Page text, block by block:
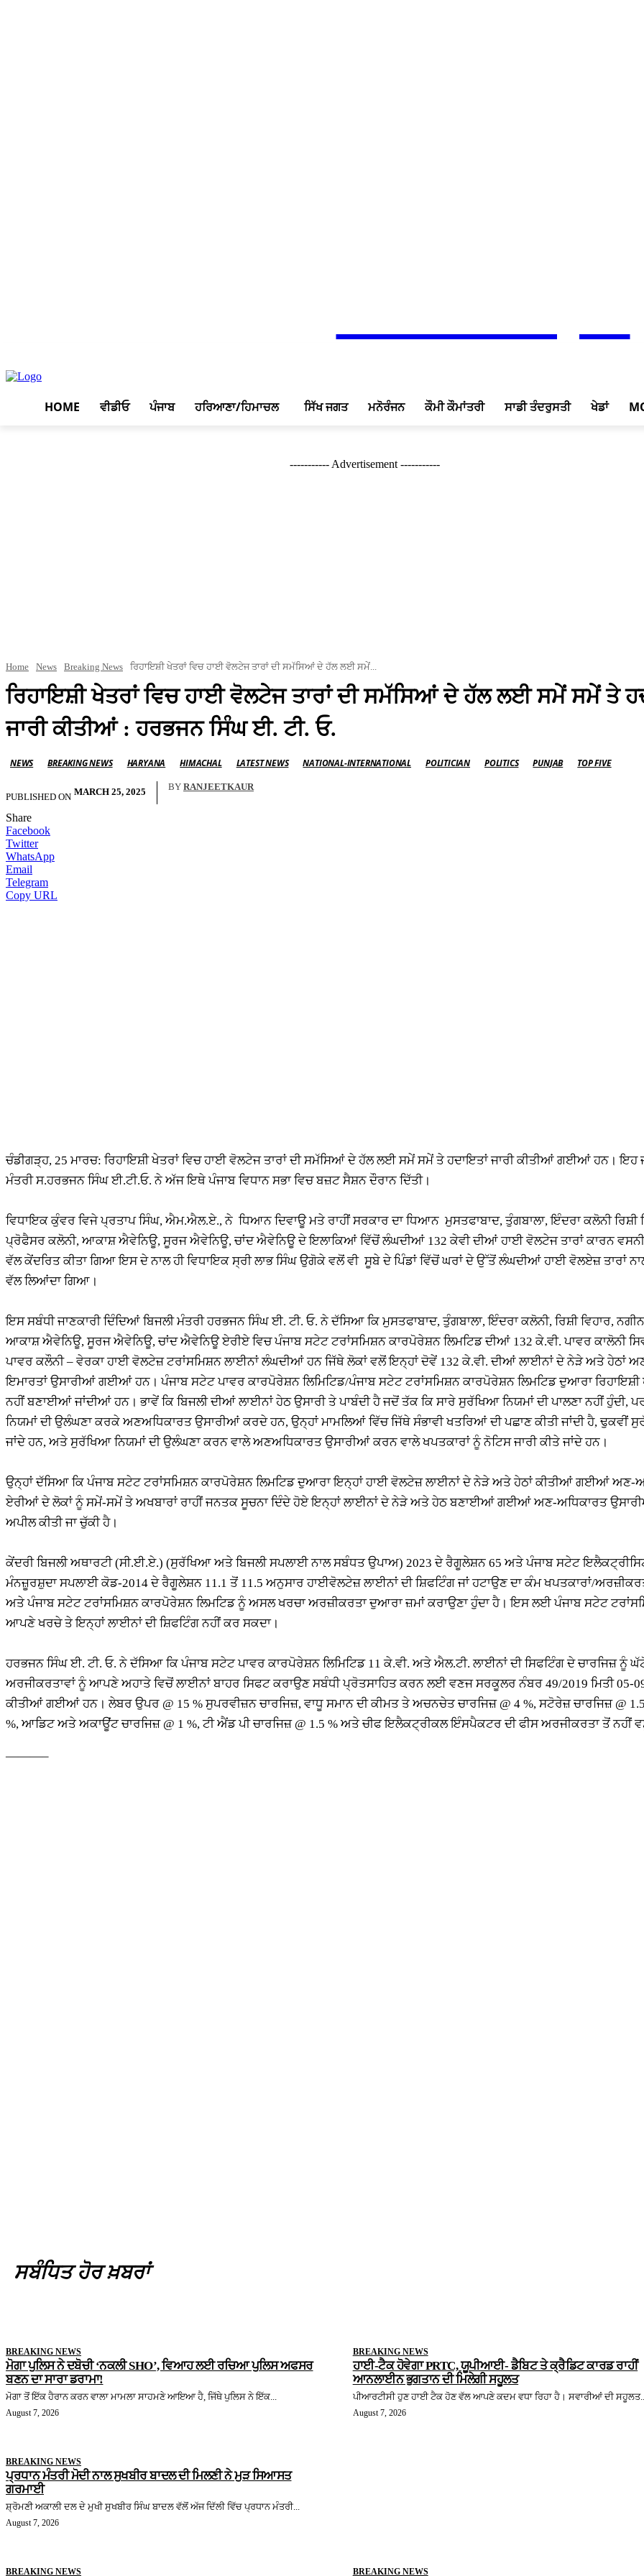
HOME ਵੀਡੀਓ ਪੰਜਾਬ ਹਰਿਆਣਾ/ਹਿਮਾਚਲ ਸਿੱਖ ਜਗਤ ਮਨੋਰੰਜਨ ਕੌਮੀ ਕੌਮਾਂਤਰੀ ਸਾਡੀ ਤੰਦਰੁਸਤੀ ਖੇਡਾਂ
----------- Advertisement -----------
Home News Breaking News ਰਿਹਾਇਸ਼ੀ ਖੇਤਰਾਂ ਵਿਚ ਹਾਈ ਵੋਲਟੇਜ ਤਾਰਾਂ ਦੀ ਸਮੱਸਿਆਂ ਦੇ ਹੱਲ ਲਈ ਸਮੇਂ...
ਰਿਹਾਇਸ਼ੀ ਖੇਤਰਾਂ ਵਿਚ ਹਾਈ ਵੋਲਟੇਜ ਤਾਰਾਂ ਦੀ ਸਮੱਸਿਆਂ ਦੇ ਹੱਲ ਲਈ ਸਮੇਂ ਸਮੇਂ ਤੇ
ਜਾਰੀ ਕੀਤੀਆਂ : ਹਰਭਜਨ ਸਿੰਘ ਈ. ਟੀ. ਓ.
NEWS BREAKING NEWS HARYANA HIMACHAL LATEST NEWS NATIONAL-INTERNATIONAL POLITICIAN POLITICS PUNJAB TOP FIVE
PUBLISHED ON MARCH 25, 2025 BY RANJEETKAUR
Share
Facebook
Twitter
WhatsApp
Email
Telegram
Copy URL
ਚੰਡੀਗੜ੍ਹ, 25 ਮਾਰਚ: ਰਿਹਾਇਸ਼ੀ ਖੇਤਰਾਂ ਵਿਚ ਹਾਈ ਵੋਲਟੇਜ ਤਾਰਾਂ ਦੀ ਸਮੱਸਿਆਂ ਦੇ ਹੱਲ ਲਈ ਸਮੇਂ ਸਮੇਂ ਤੇ ਹਦਾਇਤਾਂ ਜਾਰੀ ਕੀਤੀਆਂ ਗਈਆਂ ਹਨ। ਇਹ
ਮੰਤਰੀ ਸ.ਹਰਭਜਨ ਸਿੰਘ ਈ.ਟੀ.ਓ. ਨੇ ਅੱਜ ਇਥੇ ਪੰਜਾਬ ਵਿਧਾਨ ਸਭਾ ਵਿਚ ਬਜ਼ਟ ਸੈਸ਼ਨ ਦੌਰਾਨ ਦਿੱਤੀ।
ਵਿਧਾਇਕ ਕੁੰਵਰ ਵਿਜੇ ਪ੍ਰਤਾਪ ਸਿੰਘ, ਐਮ.ਐਲ.ਏ., ਨੇ ਧਿਆਨ ਦਿਵਾਊ ਮਤੇ ਰਾਹੀਂ ਸਰਕਾਰ ਦਾ ਧਿਆਨ ਮੁਸਤਫਾਬਾਦ, ਤੁੰਗਬਾਲਾ, ਇੰਦਰਾ ਕਲੋਨੀ ਰਿਸ਼ੀ
ਪ੍ਰੋਫੈਸਰ ਕਲੋਨੀ, ਆਕਾਸ਼ ਐਵੇਨਿਊ, ਸੂਰਜ ਐਵੇਨਿਊ, ਚਾਂਦ ਐਵੇਨਿਊ ਦੇ ਇਲਾਕਿਆਂ ਵਿੱਚੋਂ ਲੰਘਦੀਆਂ 132 ਕੇਵੀ ਦੀਆਂ ਹਾਈ ਵੋਲਟੇਜ ਤਾਰਾਂ ਕਾਰਨ
ਵੱਲ ਕੇਂਦਰਿਤ ਕੀਤਾ ਗਿਆ ਇਸ ਦੇ ਨਾਲ ਹੀ ਵਿਧਾਇਕ ਸ੍ਰੀ ਲਾਭ ਸਿੰਘ ਉਗੋਕੇ ਵਲੋਂ ਵੀ ਸੂਬੇ ਦੇ ਪਿੰਡਾਂ ਵਿੱਚੋਂ ਘਰਾਂ ਦੇ ਉੱਤੋਂ ਲੰਘਦੀਆਂ ਹਾਈ ਵੋਲਏਜ਼ ਤਾਰਾਂ
ਵੱਲ ਲਿਆਂਦਾ ਗਿਆ।
ਇਸ ਸਬੰਧੀ ਜਾਣਕਾਰੀ ਦਿੰਦਿਆਂ ਬਿਜਲੀ ਮੰਤਰੀ ਹਰਭਜਨ ਸਿੰਘ ਈ. ਟੀ. ਓ. ਨੇ ਦੱਸਿਆ ਕਿ ਮੁਸਤਫਾਬਾਦ, ਤੁੰਗਬਾਲਾ, ਇੰਦਰਾ ਕਲੋਨੀ, ਰਿਸ਼ੀ ਵਿਹਾਰ,
ਆਕਾਸ਼ ਐਵੇਨਿਊ, ਸੂਰਜ ਐਵੇਨਿਊ, ਚਾਂਦ ਐਵੇਨਿਊ ਏਰੀਏ ਵਿਚ ਪੰਜਾਬ ਸਟੇਟ ਟਰਾਂਸਮਿਸ਼ਨ ਕਾਰਪੋਰੇਸ਼ਨ ਲਿਮਟਿਡ ਦੀਆਂ 132 ਕੇ.ਵੀ. ਪਾਵਰ ਕਾਲੋਨੀ
ਪਾਵਰ ਕਲੌਨੀ – ਵੇਰਕਾ ਹਾਈ ਵੋਲਟੇਜ਼ ਟਰਾਂਸਮਿਸ਼ਨ ਲਾਈਨਾਂ ਲੰਘਦੀਆਂ ਹਨ ਜਿੱਥੇ ਲੋਕਾਂ ਵਲੋਂ ਇਨ੍ਹਾਂ ਦੋਵੇਂ 132 ਕੇ.ਵੀ. ਦੀਆਂ ਲਾਈਨਾਂ ਦੇ ਨੇੜੇ ਅਤੇ ਹੇਠਾਂ
ਇਮਾਰਤਾਂ ਉਸਾਰੀਆਂ ਗਈਆਂ ਹਨ। ਪੰਜਾਬ ਸਟੇਟ ਪਾਵਰ ਕਾਰਪੋਰੇਸ਼ਨ ਲਿਮਿਟਿਡ/ਪੰਜਾਬ ਸਟੇਟ ਟਰਾਂਸਮਿਸ਼ਨ ਕਾਰਪੋਰੇਸ਼ਨ ਲਿਮਟਿਡ ਦੁਆਰਾ ਰਿਹਾਇਸ਼ੀ
ਨਹੀਂ ਬਣਾਈਆਂ ਜਾਂਦੀਆਂ ਹਨ। ਭਾਵੇਂ ਕਿ ਬਿਜਲੀ ਦੀਆਂ ਲਾਈਨਾਂ ਹੇਠ ਉਸਾਰੀ ਤੇ ਪਾਬੰਦੀ ਹੈ ਜਦੋਂ ਤੱਕ ਕਿ ਸਾਰੇ ਸੁਰੱਖਿਆ ਨਿਯਮਾਂ ਦੀ ਪਾਲਣਾ ਨਹੀਂ ਹੁੰਦੀ,
ਨਿਯਮਾਂ ਦੀ ਉਲੰਘਣਾ ਕਰਕੇ ਅਣਅਧਿਕਾਰਤ ਉਸਾਰੀਆਂ ਕਰਦੇ ਹਨ, ਉਨ੍ਹਾਂ ਮਾਮਲਿਆਂ ਵਿੱਚ ਜਿੱਥੇ ਸੰਭਾਵੀ ਖਤਰਿਆਂ ਦੀ ਪਛਾਣ ਕੀਤੀ ਜਾਂਦੀ ਹੈ, ਢੁਕਵੀਂ
ਜਾਂਦੇ ਹਨ, ਅਤੇ ਸੁਰੱਖਿਆ ਨਿਯਮਾਂ ਦੀ ਉਲੰਘਣਾ ਕਰਨ ਵਾਲੇ ਅਣਅਧਿਕਾਰਤ ਉਸਾਰੀਆਂ ਕਰਨ ਵਾਲੇ ਖਪਤਕਾਰਾਂ ਨੂੰ ਨੋਟਿਸ ਜਾਰੀ ਕੀਤੇ ਜਾਂਦੇ ਹਨ।
ਉਨ੍ਹਾਂ ਦੱਸਿਆ ਕਿ ਪੰਜਾਬ ਸਟੇਟ ਟਰਾਂਸਮਿਸ਼ਨ ਕਾਰਪੋਰੇਸ਼ਨ ਲਿਮਟਿਡ ਦੁਆਰਾ ਇਨ੍ਹਾਂ ਹਾਈ ਵੋਲਟੇਜ਼ ਲਾਈਨਾਂ ਦੇ ਨੇੜੇ ਅਤੇ ਹੇਠਾਂ ਕੀਤੀਆਂ ਗਈਆਂ ਅਣ-
ਏਰੀਆਂ ਦੇ ਲੋਕਾਂ ਨੂੰ ਸਮੇਂ-ਸਮੇਂ ਤੇ ਅਖਬਾਰਾਂ ਰਾਹੀਂ ਜਨਤਕ ਸੂਚਨਾ ਦਿੰਦੇ ਹੋਏ ਇਨ੍ਹਾਂ ਲਾਈਨਾਂ ਦੇ ਨੇੜੇ ਅਤੇ ਹੇਠ ਬਣਾਈਆਂ ਗਈਆਂ ਅਣ-ਅਧਿਕਾਰਤ
ਅਪੀਲ ਕੀਤੀ ਜਾ ਚੁੱਕੀ ਹੈ।
ਕੇਂਦਰੀ ਬਿਜਲੀ ਅਥਾਰਟੀ (ਸੀ.ਈ.ਏ.) (ਸੁਰੱਖਿਆ ਅਤੇ ਬਿਜਲੀ ਸਪਲਾਈ ਨਾਲ ਸਬੰਧਤ ਉਪਾਅ) 2023 ਦੇ ਰੈਗੂਲੇਸ਼ਨ 65 ਅਤੇ ਪੰਜਾਬ ਸਟੇਟ
ਮੰਨਜ਼ੂਰਸ਼ੁਦਾ ਸਪਲਾਈ ਕੋਡ-2014 ਦੇ ਰੈਗੂਲੇਸ਼ਨ 11.1 ਤੋਂ 11.5 ਅਨੁਸਾਰ ਹਾਈਵੋਲਟੇਜ਼ ਲਾਈਨਾਂ ਦੀ ਸ਼ਿਫਟਿੰਗ ਜਾਂ ਹਟਾਉਣ ਦਾ ਕੰਮ ਖਪਤਕਾਰਾਂ/
ਅਤੇ ਪੰਜਾਬ ਸਟੇਟ ਟਰਾਂਸਮਿਸ਼ਨ ਕਾਰਪੋਰੇਸ਼ਨ ਲਿਮਟਿਡ ਨੂੰ ਅਸਲ ਖਰਚਾ ਅਰਜ਼ੀਕਰਤਾ ਦੁਆਰਾ ਜ਼ਮਾਂ ਕਰਾਉਣਾ ਹੁੰਦਾ ਹੈ। ਇਸ ਲਈ ਪੰਜਾਬ ਸਟੇਟ
ਆਪਣੇ ਖਰਚੇ ਤੇ ਇਨ੍ਹਾਂ ਲਾਈਨਾਂ ਦੀ ਸ਼ਿਫਟਿੰਗ ਨਹੀਂ ਕਰ ਸਕਦਾ।
ਹਰਭਜਨ ਸਿੰਘ ਈ. ਟੀ. ਓ. ਨੇ ਦੱਸਿਆ ਕਿ ਪੰਜਾਬ ਸਟੇਟ ਪਾਵਰ ਕਾਰਪੋਰੇਸ਼ਨ ਲਿਮਿਟਿਡ 11 ਕੇ.ਵੀ. ਅਤੇ ਐਲ.ਟੀ. ਲਾਈਨਾਂ ਦੀ ਸਿਫਟਿੰਗ ਦੇ ਚਾਰਜਿਜ਼
ਅਰਜੀਕਰਤਾਵਾਂ ਨੂੰ ਆਪਣੇ ਅਹਾਤੇ ਵਿਚੋਂ ਲਾਈਨਾਂ ਬਾਹਰ ਸਿਫਟ ਕਰਾਉਣ ਸਬੰਧੀ ਪ੍ਰੋਤਸਾਹਿਤ ਕਰਨ ਲਈ ਵਣਜ ਸਰਕੂਲਰ ਨੰਬਰ 49/2019 ਮਿਤੀ 05-09-
ਕੀਤੀਆਂ ਗਈਆਂ ਹਨ। ਲੇਬਰ ਉਪਰ @ 15 % ਸੁਪਰਵੀਜ਼ਨ ਚਾਰਜਿਜ਼, ਵਾਧੂ ਸਮਾਨ ਦੀ ਕੀਮਤ ਤੇ ਅਚਨਚੇਤ ਚਾਰਜਿਜ਼ @ 4 %, ਸਟੋਰੇਜ਼ ਚਾਰਜਿਜ਼ @ 1.5
%, ਆਡਿਟ ਅਤੇ ਅਕਾਊਂਟ ਚਾਰਜਿਜ਼ @ 1 %, ਟੀ ਐਂਡ ਪੀ ਚਾਰਜਿਜ਼ @ 1.5 % ਅਤੇ ਚੀਫ ਇਲੈਕਟ੍ਰੀਕਲ ਇੰਸਪੈਕਟਰ ਦੀ ਫੀਸ ਅਰਜੀਕਰਤਾ ਤੋਂ ਨਹੀਂ
———–
ਸਬੰਧਿਤ ਹੋਰ ਖ਼ਬਰਾਂ
BREAKING NEWS
ਮੋਗਾ ਪੁਲਿਸ ਨੇ ਦਬੋਚੀ ‘ਨਕਲੀ SHO’, ਵਿਆਹ ਲਈ ਰਚਿਆ ਪੁਲਿਸ ਅਫਸਰ
ਬਣਨ ਦਾ ਸਾਰਾ ਡਰਾਮਾ!
ਮੋਗਾ ਤੋਂ ਇੱਕ ਹੈਰਾਨ ਕਰਨ ਵਾਲਾ ਮਾਮਲਾ ਸਾਹਮਣੇ ਆਇਆ ਹੈ, ਜਿੱਥੇ ਪੁਲਿਸ ਨੇ ਇੱਕ...
August 7, 2026
BREAKING NEWS
ਹਾਈ-ਟੈਕ ਹੋਵੇਗਾ PRTC, ਯੂਪੀਆਈ- ਡੈਬਿਟ ਤੇ ਕ੍ਰੈਡਿਟ ਕਾਰਡ ਰਾਹੀਂ
ਆਨਲਾਈਨ ਭੁਗਤਾਨ ਦੀ ਮਿਲੇਗੀ ਸਹੂਲਤ
ਪੀਆਰਟੀਸੀ ਹੁਣ ਹਾਈ ਟੈਕ ਹੋਣ ਵੱਲ ਆਪਣੇ ਕਦਮ ਵਧਾ ਰਿਹਾ ਹੈ। ਸਵਾਰੀਆਂ ਦੀ ਸਹੂਲਤ...
August 7, 2026
BREAKING NEWS
ਪ੍ਰਧਾਨ ਮੰਤਰੀ ਮੋਦੀ ਨਾਲ ਸੁਖਬੀਰ ਬਾਦਲ ਦੀ ਮਿਲਣੀ ਨੇ ਮੁੜ ਸਿਆਸਤ
ਗਰਮਾਈ
ਸ਼੍ਰੋਮਣੀ ਅਕਾਲੀ ਦਲ ਦੇ ਮੁਖੀ ਸੁਖਬੀਰ ਸਿੰਘ ਬਾਦਲ ਵੱਲੋਂ ਅੱਜ ਦਿੱਲੀ ਵਿੱਚ ਪ੍ਰਧਾਨ ਮੰਤਰੀ...
August 7, 2026
BREAKING NEWS BREAKING NEWS